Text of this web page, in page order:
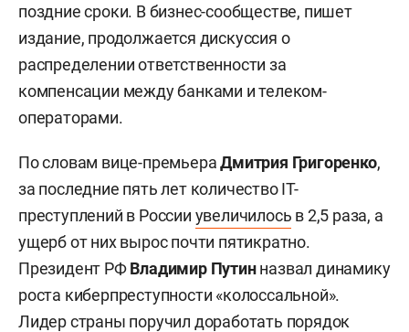
поздние сроки. В бизнес-сообществе, пишет
издание, продолжается дискуссия о
распределении ответственности за
компенсации между банками и телеком-
операторами.
По словам вице-премьераДмитрия Григоренко,
за последние пять лет количество IT-
преступлений в России увеличилось в 2,5 раза, а
ущерб от них вырос почти пятикратно.
Президент РФВладимир Путинназвал динамику
роста киберпреступности «колоссальной».
Лидер страны поручил доработать порядок